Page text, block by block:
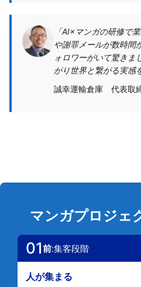
「AI×マンガの研修で
や謝罪メールが数時間
ォロワーがいて驚きま
がり世界と繋がる実感
誠幸運輸倉庫 代表取
マンガプロジェ
01前:集客段階
人が集まる